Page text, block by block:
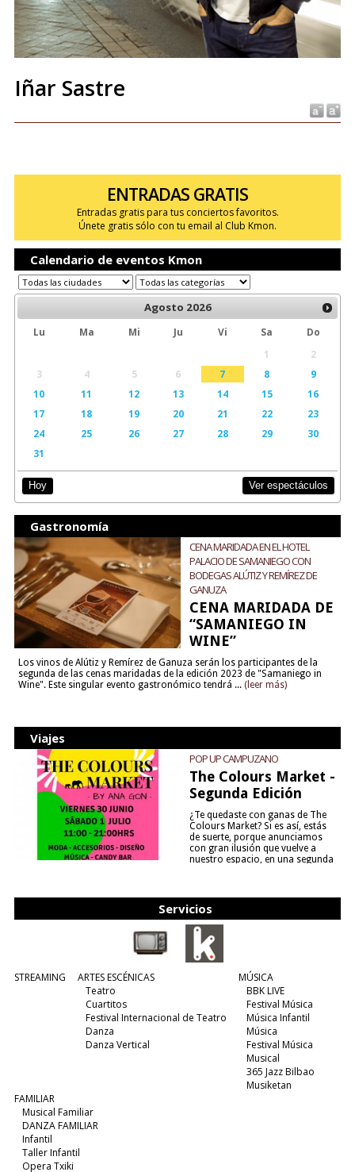
Iñar Sastre
ENTRADAS GRATIS
Entradas gratis para tus conciertos favoritos.
Únete gratis sólo con tu email al Club Kmon.
Calendario de eventos Kmon
Agosto 2026
Lu Ma Mi Ju Vi Sa
Do
1
2
3
4 5 6 7 8
9
10
11 12 13 14 15
16
17
18 19 20 21 22
23
24
25 26 27 28 29
30
31
Hoy Ver espectáculos
Gastronomía
CENA MARIDADA EN EL HOTEL
PALACIO DE SAMANIEGO CON
BODEGAS ALÚTIZ Y REMÍREZ DE
GANUZA
CENA MARIDADA DE
“SAMANIEGO IN
WINE”
Los vinos de Alútiz y Remírez de Ganuza serán los participantes de la
segunda de las cenas maridadas de la edición 2023 de "Samaniego in
Wine". Este singular evento gastronómico tendrá ... (leer más)
Viajes
POP UP CAMPUZANO
The Colours Market -
Segunda Edición
¿Te quedaste con ganas de The
Colours Market? Si es así, estás
de suerte, porque anunciamos
con gran ilusión que vuelve a
nuestro espacio, en una segunda
Servicios
STREAMING
ARTES ESCÉNICAS
Teatro
Cuartitos
Festival Internacional de Teatro
Danza
Danza Vertical
MÚSICA
BBK LIVE
Festival Música
Música Infantil
Música
Festival Música
Musical
365 Jazz Bilbao
Musiketan
FAMILIAR
Musical Familiar
DANZA FAMILIAR
Infantil
Taller Infantil
Opera Txiki